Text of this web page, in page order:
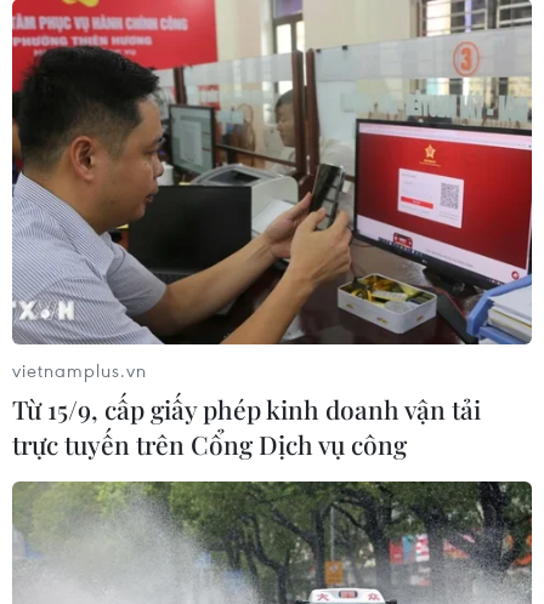
vietnamplus.vn
Từ 15/9, cấp giấy phép kinh doanh vận tải
trực tuyến trên Cổng Dịch vụ công